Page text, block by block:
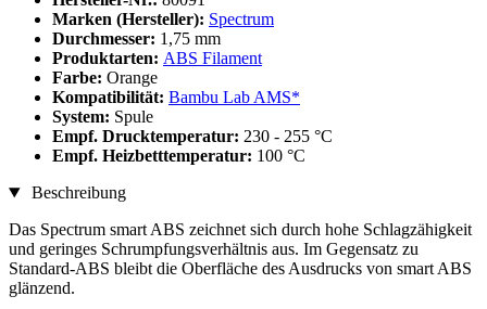
Marken (Hersteller): Spectrum
Durchmesser: 1,75 mm
Produktarten: ABS Filament
Farbe: Orange
Kompatibilität: Bambu Lab AMS*
System: Spule
Empf. Drucktemperatur: 230 - 255 °C
Empf. Heizbetttemperatur: 100 °C
Beschreibung
Das Spectrum smart ABS zeichnet sich durch hohe Schlagzähigkeit
und geringes Schrumpfungsverhältnis aus. Im Gegensatz zu
Standard-ABS bleibt die Oberfläche des Ausdrucks von smart ABS
glänzend.